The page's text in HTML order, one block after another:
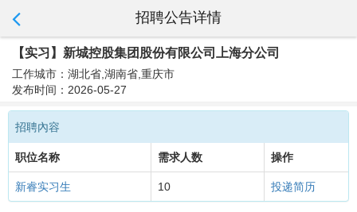
招聘公告详情
【实习】新城控股集团股份有限公司上海分公司
工作城市：湖北省,湖南省,重庆市
发布时间：2026-05-27
招聘內容
职位名称 需求人数 操作
新睿实习生 10 投递简历